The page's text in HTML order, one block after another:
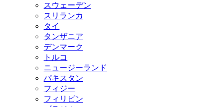
スウェーデン
スリランカ
タイ
タンザニア
デンマーク
トルコ
ニュージーランド
パキスタン
フィジー
フィリピン